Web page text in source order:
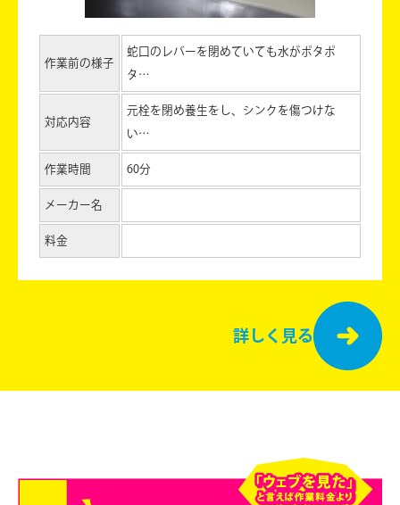
作業前の様子
蛇口のレバーを閉めていても水がポタポ
タ…
対応内容
元栓を閉め養生をし、シンクを傷つけな
い…
作業時間 60分
メーカー名
料金
詳しく見る